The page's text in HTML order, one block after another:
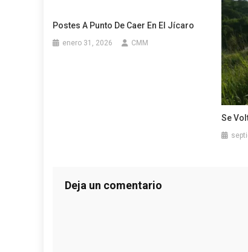
Postes A Punto De Caer En El Jícaro
enero 31, 2026 CMM
Se
Deja un comentario